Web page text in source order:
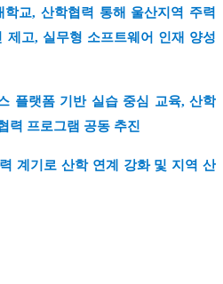
교, 산학협력 통해 울산지역 주력
고, 실무형 소프트웨어 인재 양성
플랫폼 기반 실습 중심 교육, 산학
력 프로그램 공동 추진
계기로 산학 연계 강화 및 지역 산